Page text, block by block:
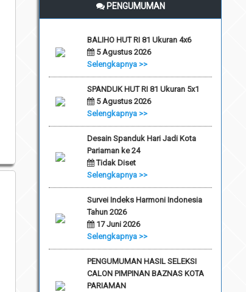
PENGUMUMAN
BALIHO HUT RI 81 Ukuran 4x6
5 Agustus 2026
Selengkapnya >>
SPANDUK HUT RI 81 Ukuran 5x1
5 Agustus 2026
Selengkapnya >>
Desain Spanduk Hari Jadi Kota
Pariaman ke 24
Tidak Diset
Selengkapnya >>
Survei Indeks Harmoni Indonesia
Tahun 2026
17 Juni 2026
Selengkapnya >>
PENGUMUMAN HASIL SELEKSI
CALON PIMPINAN BAZNAS KOTA
PARIAMAN